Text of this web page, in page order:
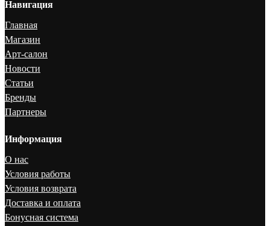
Навигация
Главная
Магазин
Арт-салон
Новости
Статьи
Бренды
Партнеры
Информация
О нас
Условия работы
Условия возврата
Доставка и оплата
Бонусная система